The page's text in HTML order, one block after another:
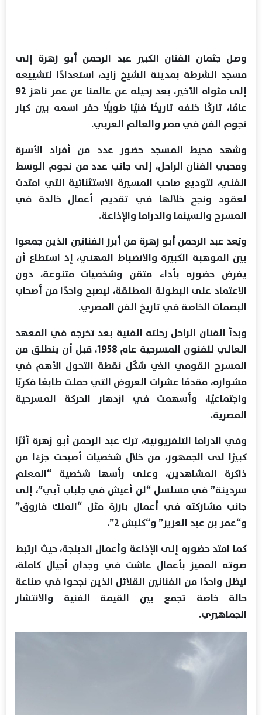
وصل جثمان الفنان الكبير عبد الرحمن أبو زهرة إلى
مسجد الشرطة بمدينة الشيخ زايد، استعدادًا لتشييعه
إلى مثواه الأخير، بعد رحيله عن عالمنا عن عمر ناهز 92
عامًا، تاركًا خلفه تاريخًا فنيًا طويلًا حفر اسمه بين كبار
نجوم الفن في مصر والعالم العربي.
وشهد محيط المسجد حضور عدد من أفراد الأسرة
ومحبي الفنان الراحل، إلى جانب عدد من نجوم الوسط
الفني، لتوديع صاحب المسيرة الاستثنائية التي امتدت
لعقود ونجح خلالها في تقديم أعمال خالدة في
المسرح والسينما والدراما والإذاعة.
ويُعد عبد الرحمن أبو زهرة من أبرز الفنانين الذين جمعوا
بين الموهبة الكبيرة والانضباط المهني، إذ استطاع أن
يفرض حضوره بأداء متقن وشخصيات متنوعة، دون
الاعتماد على البطولة المطلقة، ليصبح واحدًا من أصحاب
البصمات الخاصة في تاريخ الفن المصري.
وبدأ الفنان الراحل رحلته الفنية بعد تخرجه في المعهد
العالي للفنون المسرحية عام 1958، قبل أن ينطلق من
المسرح القومي الذي شكّل نقطة التحول الأهم في
مشواره، مقدمًا عشرات العروض التي حملت طابعًا فكريًا
واجتماعيًا، وأسهمت في ازدهار الحركة المسرحية
المصرية.
وفي الدراما التلفزيونية، ترك عبد الرحمن أبو زهرة أثرًا
كبيرًا لدى الجمهور، من خلال شخصيات أصبحت جزءًا من
ذاكرة المشاهدين، وعلى رأسها شخصية “المعلم
سردينة” في مسلسل “لن أعيش في جلباب أبي”، إلى
جانب مشاركته في أعمال بارزة مثل “الملك فاروق”
و“عمر بن عبد العزيز” و“كلبش 2”.
كما امتد حضوره إلى الإذاعة وأعمال الدبلجة، حيث ارتبط
صوته المميز بأعمال عاشت في وجدان أجيال كاملة،
ليظل واحدًا من الفنانين القلائل الذين نجحوا في صناعة
حالة خاصة تجمع بين القيمة الفنية والانتشار
الجماهيري.